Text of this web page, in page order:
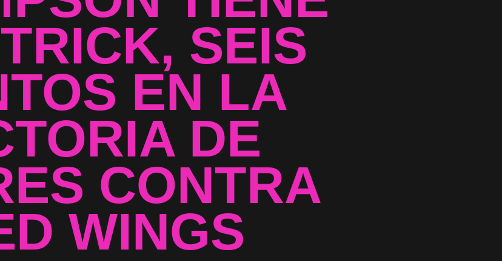
SEIS
EN LA
DE
CONTRA
WINGS